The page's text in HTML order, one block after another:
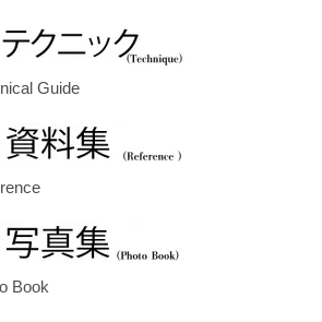
Guide
Book